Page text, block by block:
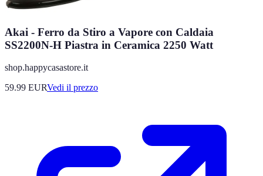
Akai - Ferro da Stiro a Vapore con Caldaia
SS2200N-H Piastra in Ceramica 2250 Watt
shop.happycasastore.it
59.99 EURVedi il prezzo